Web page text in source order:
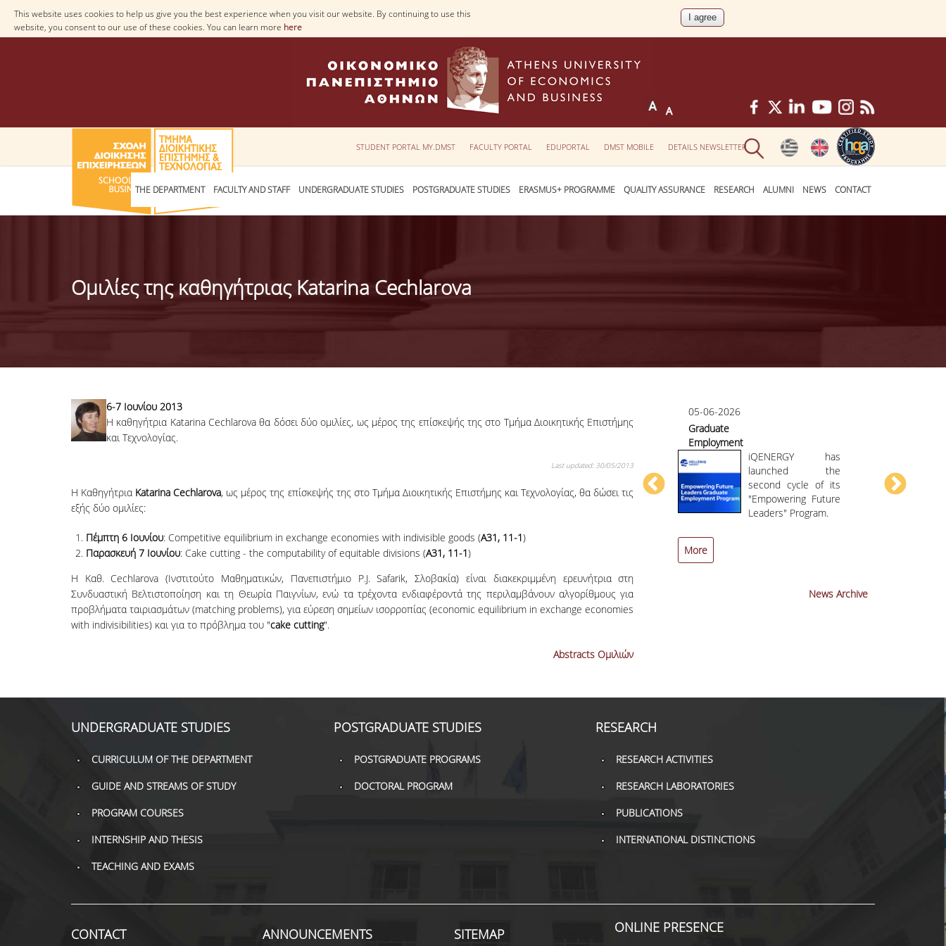
This website uses cookies to help us give you the best experience when you visit our website. By continuing to use this
website, you consent to our use of these cookies. You can learn more here
STUDENT PORTAL MY.DMST FACULTY PORTAL EDUPORTAL DMST MOBILE DETAILS NEWSLETTER
THE DEPARTMENT FACULTY AND STAFF UNDERGRADUATE STUDIES POSTGRADUATE STUDIES ERASMUS+ PROGRAMME QUALITY ASSURANCE RESEARCH ALUMNI NEWS CONTACT
Ομιλίες της καθηγήτριας Katarina Cechlarova
6-7 Ιουνίου 2013
Η καθηγήτρια Katarina Cechlarova θα δόσει δύο ομιλίες, ως μέρος της επίσκεψής της στο Τμήμα Διοικητικής Επιστήμης
και Τεχνολογίας.
Last updated: 30/05/2013
H Καθηγήτρια Katarina Cechlarova, ως μέρος της επίσκεψής της στο Τμήμα Διοικητικής Επιστήμης και Τεχνολογίας, θα δώσει τις
εξής δύο ομιλίες:
Πέμπτη 6 Ιουνίου: ​Competitive equilibrium in exchange economies with indivisible goods (A31, 11-1)
Παρασκευή 7 Ιουνίου:​​​ C​ake cutting - the computability of equitable divisions (A31, 11-1)
Η Καθ. Cechlarova (Ινστιτούτο Μαθηματικών​,​ Πανεπιστήμιο P.J. Safarik​, Σλοβακία) είναι διακεκριμμένη ερευνήτρια στη
Συνδυαστική Βελτιστοποίηση και τη Θεωρία Παιγνίων, ενώ τα τρέχοντα ενδιαφέροντά της περιλαμβάνουν αλγορίθμους για
προβλήματα ταιριασμάτων (matching problems), για εύρεση σημείων ισορροπίας (economic equilibrium in exchange economies
with indivisibilities) και για το πρόβλημα του "cake cutting".
Abstracts Ομιλιών
Organization of the
Humanity:
Sustainable
Development GenAI
05-06-2026
Graduate
Employment
Program HELLENiQ
ENERGY
iQENERGY has
launched the
second cycle of its
"Empowering Future
Leaders" Program.
More
News Archive
UNDERGRADUATE STUDIES
CURRICULUM OF THE DEPARTMENT
GUIDE AND STREAMS OF STUDY
PROGRAM COURSES
INTERNSHIP AND THESIS
TEACHING AND EXAMS
POSTGRADUATE STUDIES
POSTGRADUATE PROGRAMS
DOCTORAL PROGRAM
RESEARCH
RESEARCH ACTIVITIES
RESEARCH LABORATORIES
PUBLICATIONS
INTERNATIONAL DISTINCTIONS
CONTACT ANNOUNCEMENTS SITEMAP ONLINE PRESENCE